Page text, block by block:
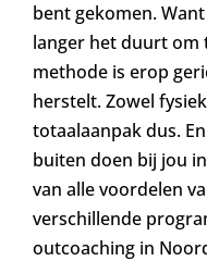
bent gekomen.
langer het duurt om
methode is erop
herstelt. Zowel
totaalaanpak dus.
buiten doen bij jou
van alle voordelen
verschillende
outcoaching in